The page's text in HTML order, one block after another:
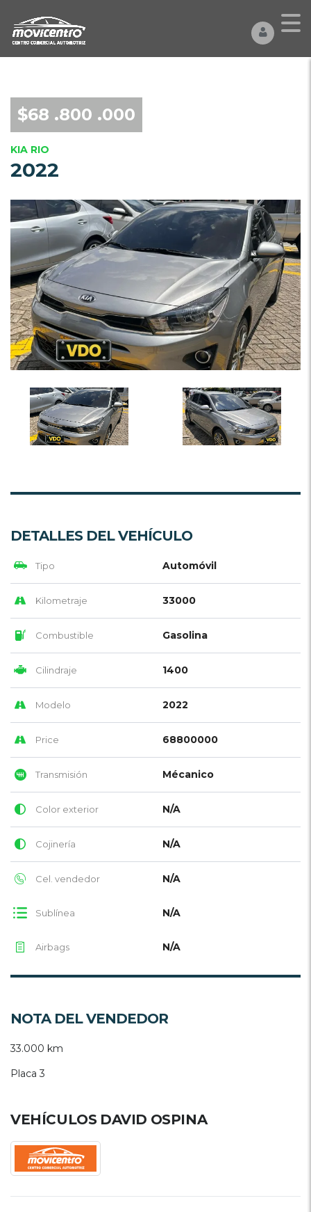
$68 .800 .000
KIA RIO
2022
DETALLES DEL VEHÍCULO
Tipo Automóvil
Kilometraje 33000
Combustible Gasolina
Cilindraje 1400
Modelo 2022
Price 68800000
Transmisión Mécanico
Color exterior N/A
Cojinería N/A
Cel. vendedor N/A
Sublínea N/A
Airbags N/A
NOTA DEL VENDEDOR
33.000 km
Placa 3
VEHÍCULOS DAVID OSPINA